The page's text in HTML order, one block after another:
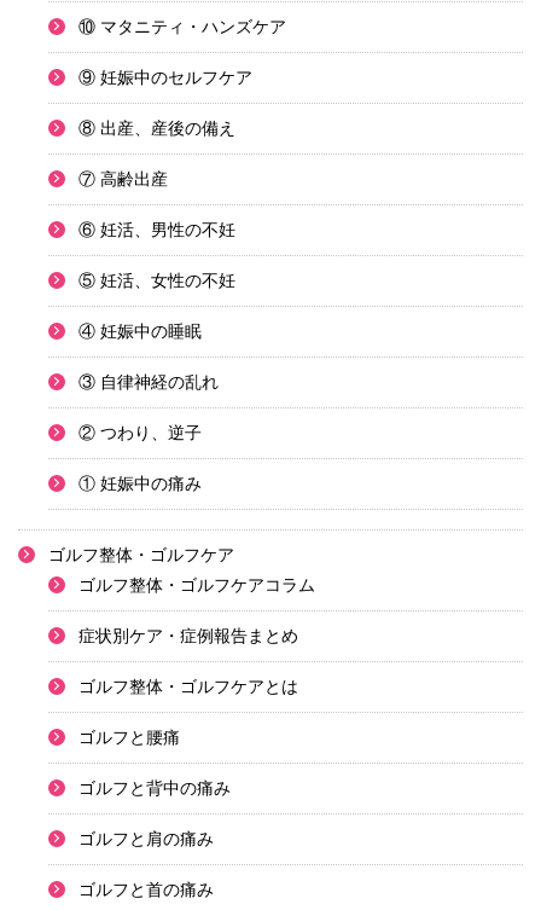
⑩ マタニティ・ハンズケア
⑨ 妊娠中のセルフケア
⑧ 出産、産後の備え
⑦ 高齢出産
⑥ 妊活、男性の不妊
⑤ 妊活、女性の不妊
④ 妊娠中の睡眠
③ 自律神経の乱れ
② つわり、逆子
① 妊娠中の痛み
ゴルフ整体・ゴルフケア
ゴルフ整体・ゴルフケアコラム
症状別ケア・症例報告まとめ
ゴルフ整体・ゴルフケアとは
ゴルフと腰痛
ゴルフと背中の痛み
ゴルフと肩の痛み
ゴルフと首の痛み